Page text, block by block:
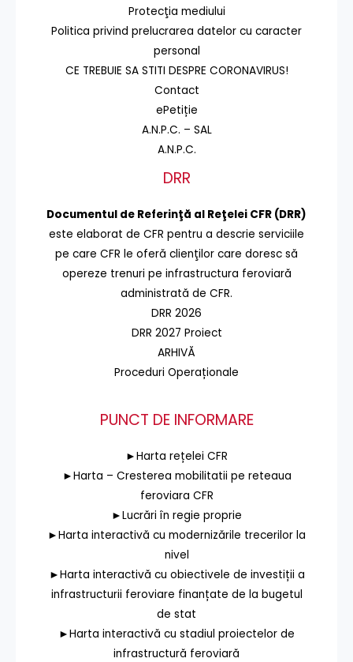
Protecţia mediului
Politica privind prelucrarea datelor cu caracter
personal
CE TREBUIE SA STITI DESPRE CORONAVIRUS!
Contact
ePetiție
A.N.P.C. – SAL
A.N.P.C.
DRR
Documentul de Referinţă al Reţelei CFR (DRR)
este elaborat de CFR pentru a descrie serviciile
pe care CFR le oferă clienţilor care doresc să
opereze trenuri pe infrastructura feroviară
administrată de CFR.
DRR 2026
DRR 2027 Proiect
ARHIVĂ
Proceduri Operaționale
PUNCT DE INFORMARE
►Harta rețelei CFR
►Harta – Cresterea mobilitatii pe reteaua
feroviara CFR
►Lucrări în regie proprie
►Harta interactivă cu modernizările trecerilor la
nivel
►Harta interactivă cu obiectivele de investiții a
infrastructurii feroviare finanțate de la bugetul
de stat
►Harta interactivă cu stadiul proiectelor de
infrastructură feroviară